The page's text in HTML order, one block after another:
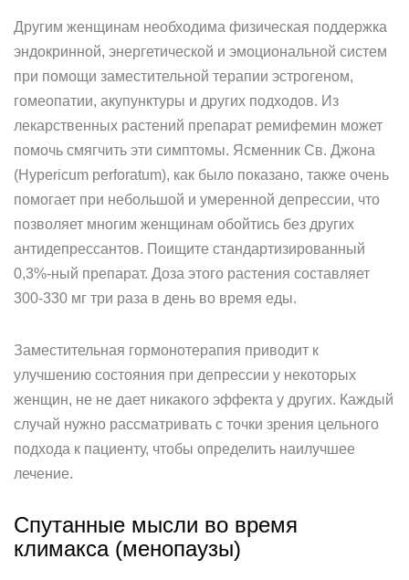
Другим женщинам необходима физическая поддержка
эндокринной, энергетической и эмоциональной систем
при помощи заместительной терапии эстрогеном,
гомеопатии, акупунктуры и других подходов. Из
лекарственных растений препарат ремифемин может
помочь смягчить эти симптомы. Ясменник Св. Джона
(Hypericum perforatum), как было показано, также очень
помогает при небольшой и умеренной депрессии, что
позволяет многим женщинам обойтись без других
антидепрессантов. Поищите стандартизированный
0,3%-ный препарат. Доза этого растения составляет
300-330 мг три раза в день во время еды.
Заместительная гормонотерапия приводит к
улучшению состояния при депрессии у некоторых
женщин, не не дает никакого эффекта у других. Каждый
случай нужно рассматривать с точки зрения цельного
подхода к пациенту, чтобы определить наилучшее
лечение.
Спутанные мысли во время
климакса (менопаузы)